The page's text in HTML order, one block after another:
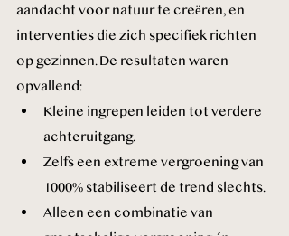
aandacht voor natuur te creëren, en
interventies die zich specifiek richten
op gezinnen. De resultaten waren
opvallend:
Kleine ingrepen leiden tot verdere
achteruitgang.
Zelfs een extreme vergroening van
1000% stabiliseert de trend slechts.
Alleen een combinatie van